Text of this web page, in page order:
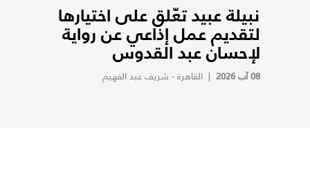
نبيلة عبيد تعّلق على اختيارها
لتقديم عمل إذاعي عن رواية
لإحسان عبد القدوس
08 آب 2026 | القاهرة - شريف عبد الفهيم